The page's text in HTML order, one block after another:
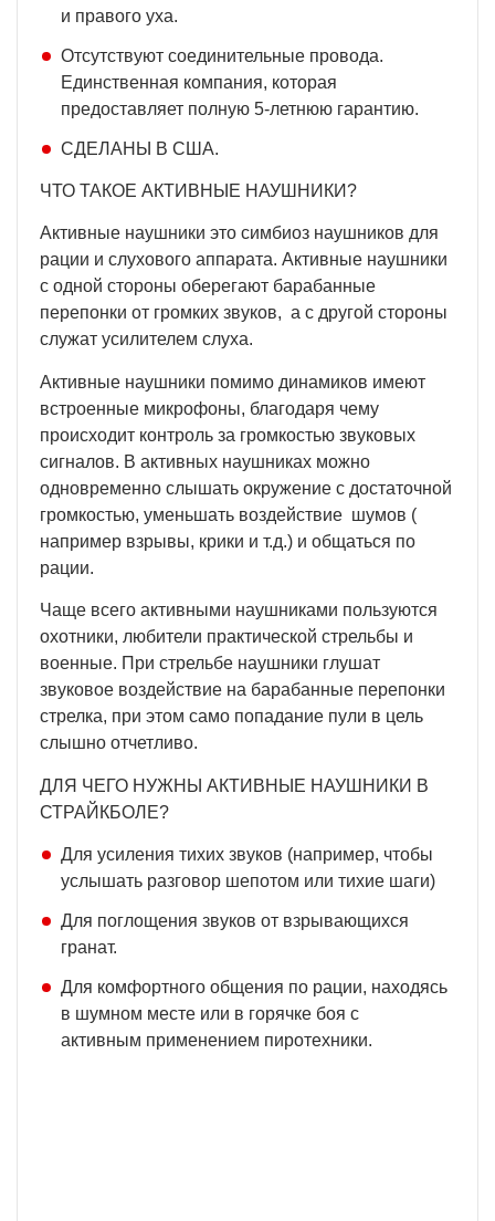
и правого уха.
Отсутствуют соединительные провода.
Единственная компания, которая
предоставляет полную 5-летнюю гарантию.
СДЕЛАНЫ В США.
ЧТО ТАКОЕ АКТИВНЫЕ НАУШНИКИ?
Активные наушники это симбиоз наушников для
рации и слухового аппарата. Активные наушники
с одной стороны оберегают барабанные
перепонки от громких звуков, а с другой стороны
служат усилителем слуха.
Активные наушники помимо динамиков имеют
встроенные микрофоны, благодаря чему
происходит контроль за громкостью звуковых
сигналов. В активных наушниках можно
одновременно слышать окружение с достаточной
громкостью, уменьшать воздействие шумов (
например взрывы, крики и т.д.) и общаться по
рации.
Чаще всего активными наушниками пользуются
охотники, любители практической стрельбы и
военные. При стрельбе наушники глушат
звуковое воздействие на барабанные перепонки
стрелка, при этом само попадание пули в цель
слышно отчетливо.
ДЛЯ ЧЕГО НУЖНЫ АКТИВНЫЕ НАУШНИКИ В
СТРАЙКБОЛЕ?
Для усиления тихих звуков (например, чтобы
услышать разговор шепотом или тихие шаги)
Для поглощения звуков от взрывающихся
гранат.
Для комфортного общения по рации, находясь
в шумном месте или в горячке боя с
активным применением пиротехники.